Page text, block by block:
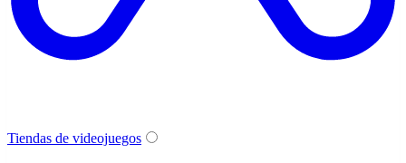
Tiendas de videojuegos